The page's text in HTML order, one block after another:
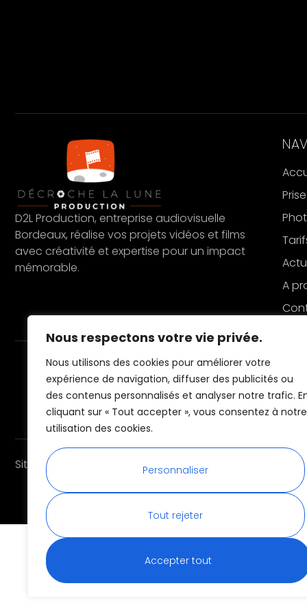
Nous respectons votre vie privée.
Nous utilisons des cookies pour améliorer votre
expérience de navigation, diffuser des publicités ou
des contenus personnalisés et analyser notre trafic.
cliquant sur « Tout accepter », vous consentez à notre
utilisation des cookies.
Personnaliser
Tout rejeter
Accepter tout
D2L Production, entreprise audiovisuelle
Bordeaux, réalise vos projets vidéos et films
avec créativité et expertise pour un impact
mémorable.
A
(+33) 06 29 66 27 73
Site internet créé par AZApp